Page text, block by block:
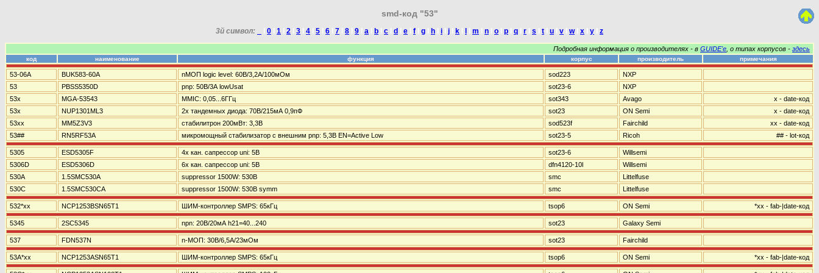
smd-код "53"
3й символ: 0 1 2 3 4 5 6 7 8 9 a b c d e f g h i j k m n o p q r s t u v wI x y z
Подробная информация о производителях - в GUIDE'е , о типах корпусов - здесь
код наименование функция корпус производитель примечания
53-06A BUK583-60A nМОП logic level: 60В/3,2А/100мОм sod223
NXP
53
PBSS5350D pnp: 50В/3А lowUsat sot23-6
NXP
53x
MGA-53543 MMIC: 0,05...6ГГц sot343 Avago
x - date-код
53x
NUP1301ML3 2х тандемных диода: 70В/215мА 0,9пФ sot23 ON Semi
x - date-код
53xx
MM5Z3V3 стабилитрон 200мВт: 3,3В sod523f Fairchild
xx - date-код
53##
RN5RF53A микромощный стабилизатор с внешним pnp: 5,3В EN=Active Low sot23-5 Ricoh ## - lot-код
5305 ESD5305F 4х кан. сапрессор uni: 5В sot23-6
Willsemi
5306D
ESD5306D 6х кан. сапрессор uni: 5В dfn4120-10l
Willsemi
530A
1.5SMC530A suppressor 1500W: 530В smc
Littelfuse
530C
1.5SMC530CA suppressor 1500W: 530В symm smc Littelfuse
532*xx NCP1253BSN65T1 ШИМ-контроллер SMPS: 65кГц tsop6 ON Semi *xx - fab-|date-код
5345 2SC5345 npn: 20В/20мА h21=40...240 sot23 Galaxy Semi
537 FDN537N n-МОП: 30В/6,5А/23мОм sot23 Fairchild
53A*xx NCP1253ASN65T1 ШИМ-контроллер SMPS: 65кГц tsop6 ON Semi *xx - fab-|date-код